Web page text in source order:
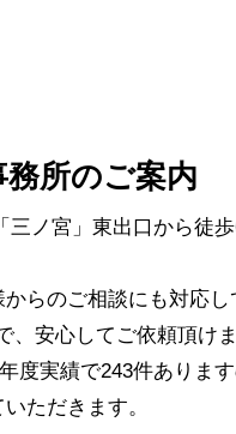
所のご案内
ノ宮」東出口から徒
らのご相談にも対応
安心してご依頼頂けま
度実績で243件ありま
ただきます。